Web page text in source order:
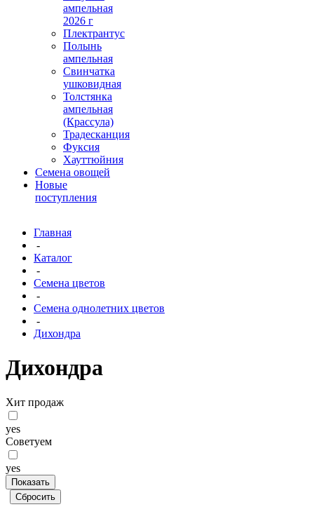
ампельная
2026 г
Плектрантус
Полынь
ампельная
Свинчатка
ушковидная
Толстянка
ампельная
(Крассула)
Традесканция
Фуксия
Хауттюйния
Семена овощей
Новые
поступления
Главная
-
Каталог
-
Семена цветов
-
Семена однолетних цветов
-
Дихондра
Дихондра
Хит продаж
yes
Советуем
yes